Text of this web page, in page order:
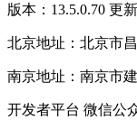
版本：13.5.0.70 更
北京地址：北京市
南京地址：南京市
开发者平台 微信公